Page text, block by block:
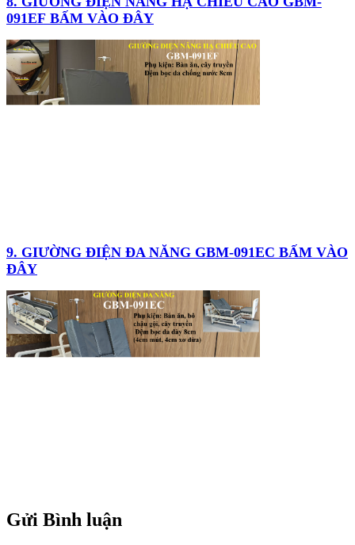
091EF BẤM VÀO ĐÂY
9. GIƯỜNG ĐIỆN ĐA NĂNG GBM-091EC BẤM VÀO
ĐÂY
Gửi Bình luận